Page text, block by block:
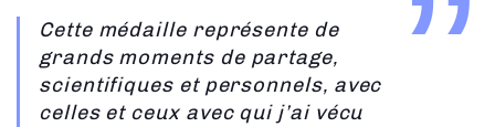
Cette médaille représente de
grands moments de partage,
scientifiques et personnels, avec
celles et ceux avec qui j’ai vécu